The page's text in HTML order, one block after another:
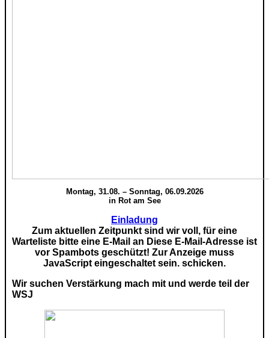
Montag, 31.08. – Sonntag, 06.09.2026
in Rot am See
Einladung
Zum aktuellen Zeitpunkt sind wir voll, für eine
Warteliste bitte eine E-Mail an Diese E-Mail-Adresse ist
vor Spambots geschützt! Zur Anzeige muss
JavaScript eingeschaltet sein. schicken.
Wir suchen Verstärkung mach mit und werde teil der
WSJ